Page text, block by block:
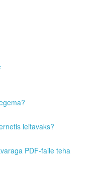
leitavaks?
PDF-faile teha